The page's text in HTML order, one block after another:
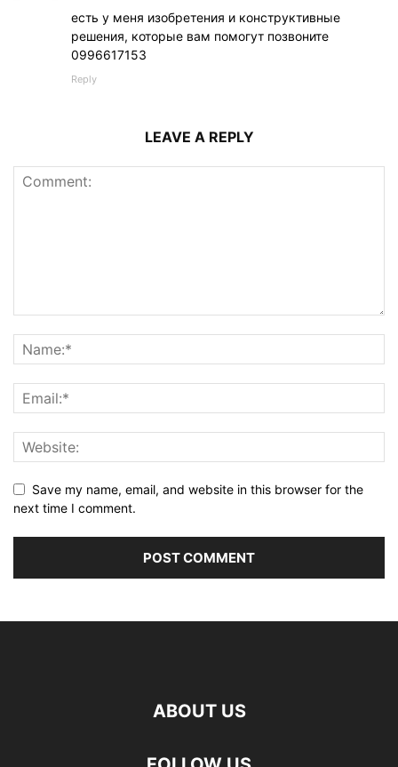
есть у меня изобретения и конструктивные
решения, которые вам помогут позвоните
0996617153
Reply
LEAVE A REPLY
Save my name, email, and website in this browser for the
next time I comment.
ABOUT US